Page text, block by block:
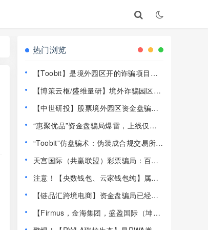
热门浏览
【Toobit】是境外园区开的诈骗项目，
【博策云枢/盛维量研】境外诈骗园区开
【中世研投】股票境外园区资金盘骗
章，高度预警，崩盘在即！
“惠聚优品”资金盘骗局爆雷，上线仅半
“Toobit”仿盘骗术：伪装成合规交易所，
骗局！
天宫国际（共赢联盟）彩票骗局：百景
型的杀猪盘，远离！
注意！【央数钱包、云家钱包纯】属民
【链品汇跨境电商】资金盘骗局已经崩
【Firmus，金海集团，盛盈国际（坤宇